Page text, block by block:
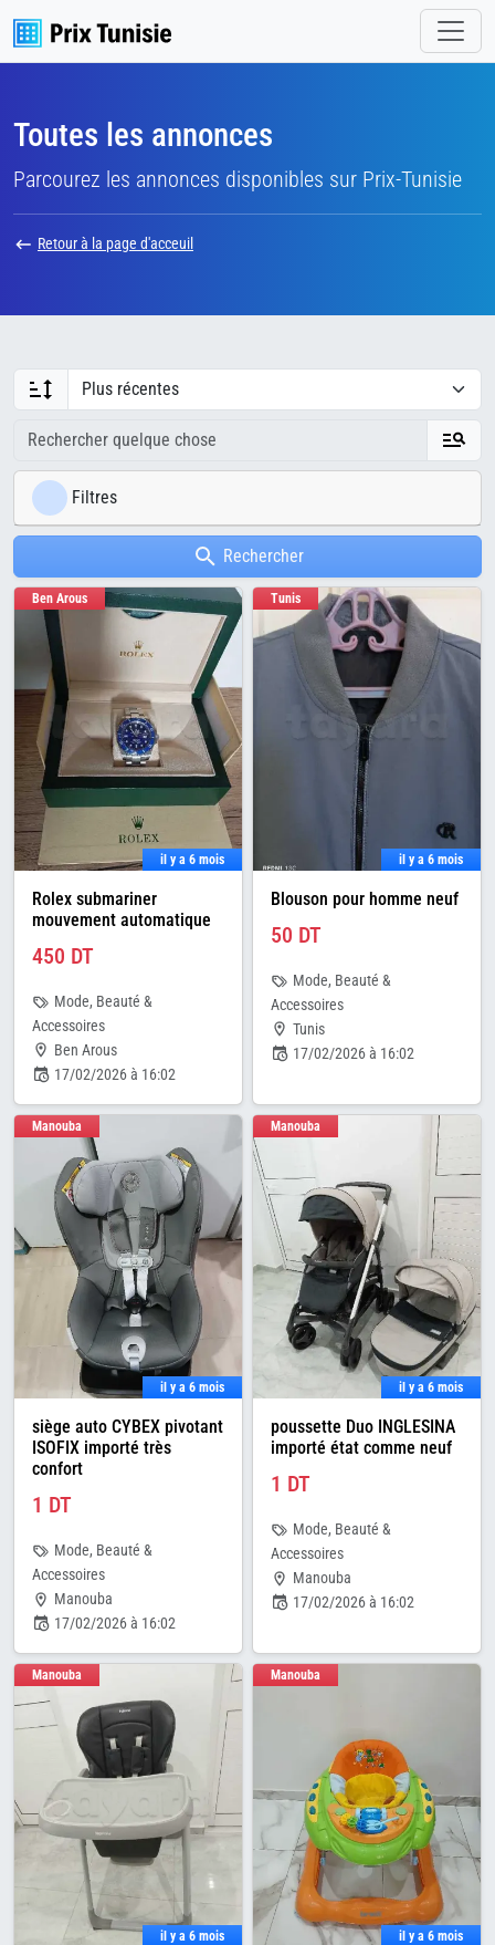
Toutes les annonces
Parcourez les annonces disponibles sur Prix-Tunisie
Retour à la page d'acceuil
Filtres
Rechercher
Ben Arous
il y a 6 mois
Rolex submariner
mouvement automatique
450 DT
Mode, Beauté &
Accessoires
Ben Arous
17/02/2026 à 16:02
Tunis
il y a 6 mois
Blouson pour homme neuf
50 DT
Mode, Beauté &
Accessoires
Tunis
17/02/2026 à 16:02
Manouba
il y a 6 mois
siège auto CYBEX pivotant
ISOFIX importé très
confort
1 DT
Mode, Beauté &
Accessoires
Manouba
17/02/2026 à 16:02
Manouba
il y a 6 mois
poussette Duo INGLESINA
importé état comme neuf
1 DT
Mode, Beauté &
Accessoires
Manouba
17/02/2026 à 16:02
Manouba
il y a 6 mois
Manouba
il y a 6 mois